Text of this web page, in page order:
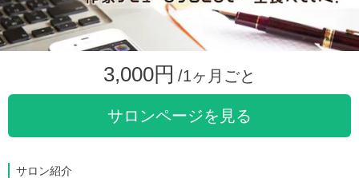
3,000円 /1ヶ月ごと
サロンページを見る
サロン紹介